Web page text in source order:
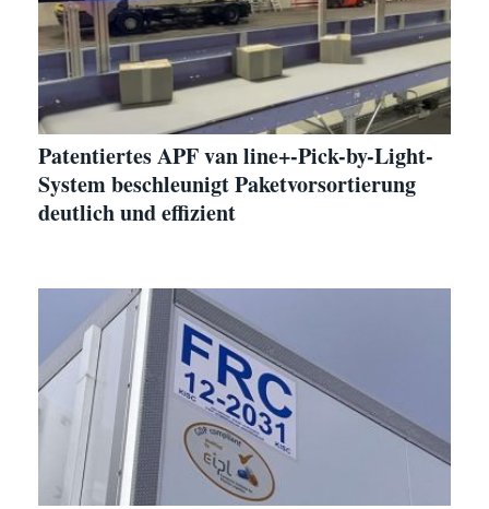
Patentiertes APF van line+-Pick-by-Light-
System beschleunigt Paketvorsortierung
deutlich und effizient